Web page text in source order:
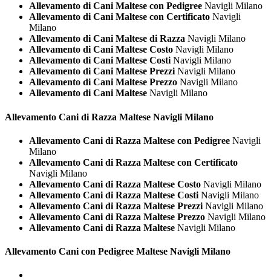
Allevamento di Cani Maltese con Pedigree Navigli Milano
Allevamento di Cani Maltese con Certificato Navigli
Milano
Allevamento di Cani Maltese di Razza Navigli Milano
Allevamento di Cani Maltese Costo Navigli Milano
Allevamento di Cani Maltese Costi Navigli Milano
Allevamento di Cani Maltese Prezzi Navigli Milano
Allevamento di Cani Maltese Prezzo Navigli Milano
Allevamento di Cani Maltese Navigli Milano
Allevamento Cani di Razza Maltese Navigli Milano
Allevamento Cani di Razza Maltese con Pedigree Navigli
Milano
Allevamento Cani di Razza Maltese con Certificato
Navigli Milano
Allevamento Cani di Razza Maltese Costo Navigli Milano
Allevamento Cani di Razza Maltese Costi Navigli Milano
Allevamento Cani di Razza Maltese Prezzi Navigli Milano
Allevamento Cani di Razza Maltese Prezzo Navigli Milano
Allevamento Cani di Razza Maltese Navigli Milano
Allevamento Cani con Pedigree Maltese Navigli Milano